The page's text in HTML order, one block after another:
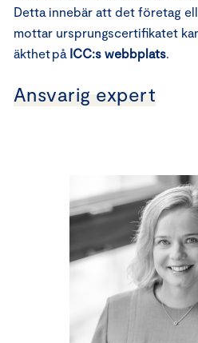
Detta innebär att det företag
mottar ursprungscertifikatet
äkthet på ICC:s webbplats.
Ansvarig expert